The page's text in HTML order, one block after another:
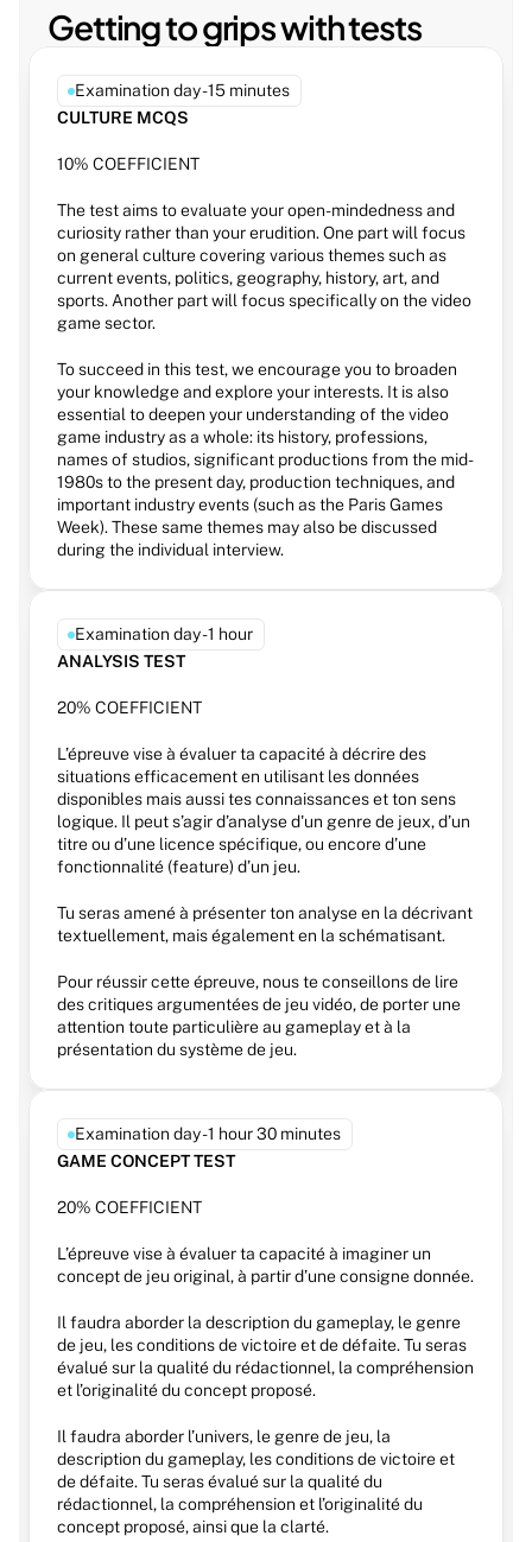
Getting to grips with tests
Examination day - 15 minutes
CULTURE MCQS
10% COEFFICIENT
The test aims to evaluate your open-mindedness and
curiosity rather than your erudition. One part will focus
on general culture covering various themes such as
current events, politics, geography, history, art, and
sports. Another part will focus specifically on the video
game sector.
To succeed in this test, we encourage you to broaden
your knowledge and explore your interests. It is also
essential to deepen your understanding of the video
game industry as a whole: its history, professions,
names of studios, significant productions from the mid-
1980s to the present day, production techniques, and
important industry events (such as the Paris Games
Week). These same themes may also be discussed
during the individual interview.
Examination day - 1 hour
ANALYSIS TEST
20% COEFFICIENT
L’épreuve vise à évaluer ta capacité à décrire des
situations efficacement en utilisant les données
disponibles mais aussi tes connaissances et ton sens
logique. Il peut s’agir d’analyse d'un genre de jeux, d’un
titre ou d’une licence spécifique, ou encore d’une
fonctionnalité (feature) d’un jeu.
Tu seras amené à présenter ton analyse en la décrivant
textuellement, mais également en la schématisant.
Pour réussir cette épreuve, nous te conseillons de lire
des critiques argumentées de jeu vidéo, de porter une
attention toute particulière au gameplay et à la
présentation du système de jeu.
Examination day - 1 hour 30 minutes
GAME CONCEPT TEST
20% COEFFICIENT
L’épreuve vise à évaluer ta capacité à imaginer un
Il faudra aborder la description du gameplay, le genre
de jeu, les conditions de victoire et de défaite. Tu seras
évalué sur la qualité du rédactionnel, la compréhension
et l’originalité du concept proposé.
Il faudra aborder l’univers, le genre de jeu, la
description du gameplay, les conditions de victoire et
de défaite. Tu seras évalué sur la qualité du
rédactionnel, la compréhension et l’originalité du
concept proposé, ainsi que la clarté.